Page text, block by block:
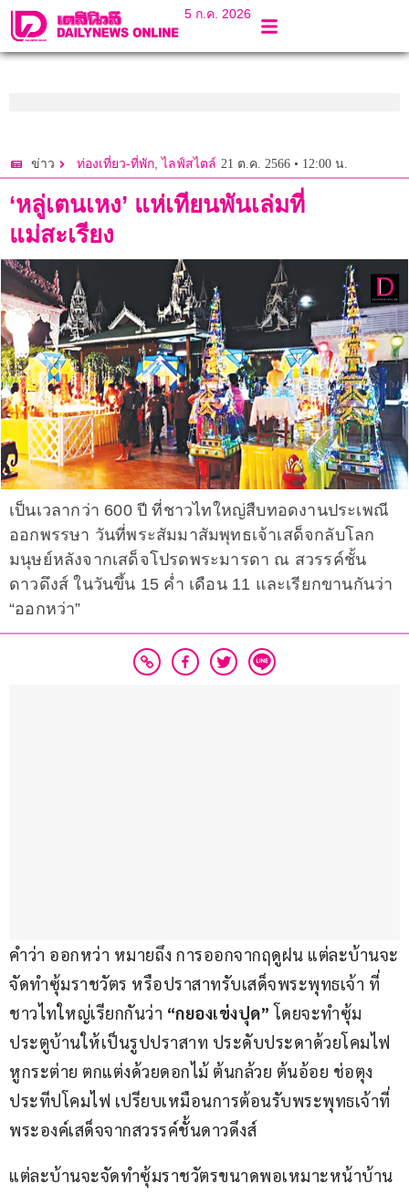
5 ก.ค. 2026
ข่าว ท่องเที่ยว-ที่พัก,ไลฟ์สไตล์ 21 ต.ค. 2566 • 12:00 น.
‘หลู่เตนเหง’ แห่เทียนพันเล่มที่
แม่สะเรียง
เป็นเวลากว่า 600 ปี ที่ชาวไทใหญ่สืบทอดงานประเพณี
ออกพรรษา วันที่พระสัมมาสัมพุทธเจ้าเสด็จกลับโลก
มนุษย์หลังจากเสด็จโปรดพระมารดา ณ สวรรค์ชั้น
ดาวดึงส์ ในวันขึ้น 15 คํ่า เดือน 11 และเรียกขานกันว่า
“ออกหว่า”
คำว่า ออกหว่า หมายถึง การออกจากฤดูฝน แต่ละบ้านจะ
จัดทำซุ้มราชวัตร หรือปราสาทรับเสด็จพระพุทธเจ้า ที่
ชาวไทใหญ่เรียกกันว่า “กยองเข่งปุด” โดยจะทำซุ้ม
ประตูบ้านให้เป็นรูปปราสาท ประดับประดาด้วยโคมไฟ
หูกระต่าย ตกแต่งด้วยดอกไม้ ต้นกล้วย ต้นอ้อย ช่อตุง
ประทีปโคมไฟ เปรียบเหมือนการต้อนรับพระพุทธเจ้าที่
พระองค์เสด็จจากสวรรค์ชั้นดาวดึงส์
แต่ละบ้านจะจัดทำซุ้มราชวัตรขนาดพอเหมาะหน้าบ้าน